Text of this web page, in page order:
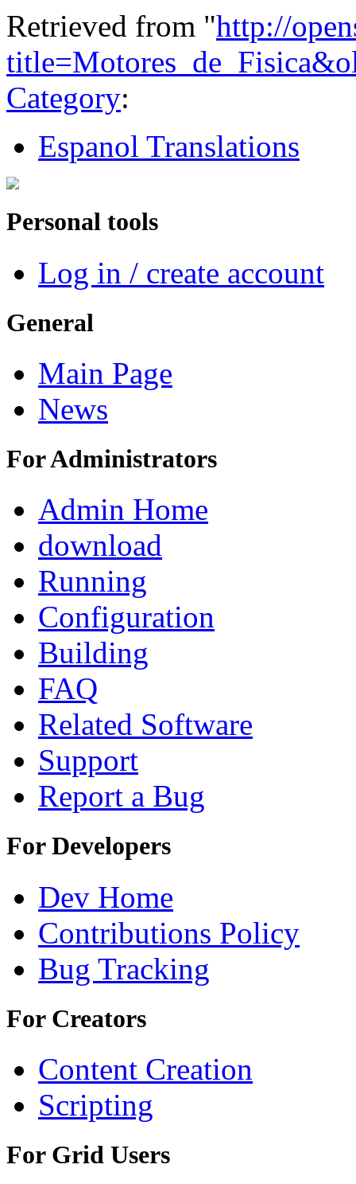
Retrieved from "http://
Category:
Espanol Translations
Personal tools
Log in / create account
General
Main Page
News
For Administrators
Admin Home
download
Running
Configuration
Building
FAQ
Related Software
Support
Report a Bug
For Developers
Dev Home
Contributions Policy
Bug Tracking
For Creators
Content Creation
Scripting
For Grid Users